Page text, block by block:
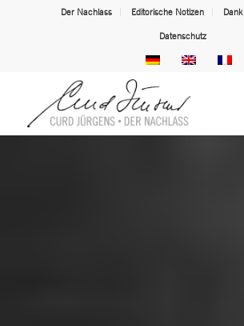
Der Nachlass Editorische Notizen Dank
Datenschutz